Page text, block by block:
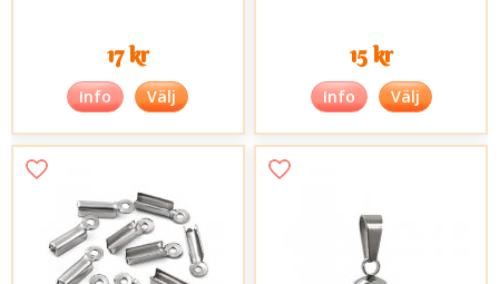
17 kr
Info Välj
15 kr
Info Välj